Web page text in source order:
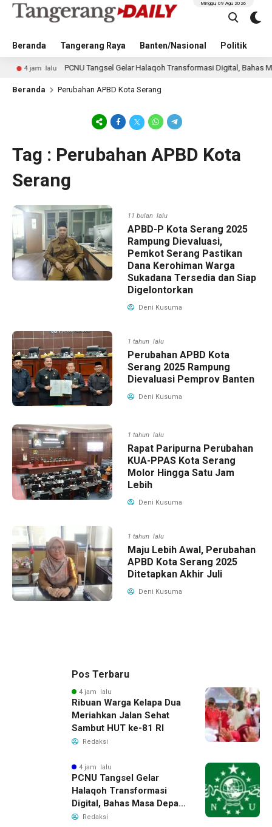
Beranda Tangerang Raya Banten/Nasional Politik
Minggu, 09 Agu 2026
4 jam lalu PCNU Tangsel Gelar Halaqoh Transformasi Digital, Bahas Masa
Beranda Perubahan APBD Kota Serang
Tag : Perubahan APBD Kota
Serang
11 bulan lalu
APBD-P Kota Serang 2025
Rampung Dievaluasi,
Pemkot Serang Pastikan
Dana Kerohiman Warga
Sukadana Tersedia dan Siap
Digelontorkan
Deni Kusuma
1 tahun lalu
Perubahan APBD Kota
Serang 2025 Rampung
Dievaluasi Pemprov Banten
Deni Kusuma
1 tahun lalu
Rapat Paripurna Perubahan
KUA-PPAS Kota Serang
Molor Hingga Satu Jam
Lebih
Deni Kusuma
1 tahun lalu
Maju Lebih Awal, Perubahan
APBD Kota Serang 2025
Ditetapkan Akhir Juli
Deni Kusuma
Pos Terbaru
4 jam lalu
Ribuan Warga Kelapa Dua
Meriahkan Jalan Sehat
Sambut HUT ke-81 RI
Redaksi
4 jam lalu
PCNU Tangsel Gelar
Halaqoh Transformasi
Digital, Bahas Masa Depan
NU di Era Disrupsi
Redaksi